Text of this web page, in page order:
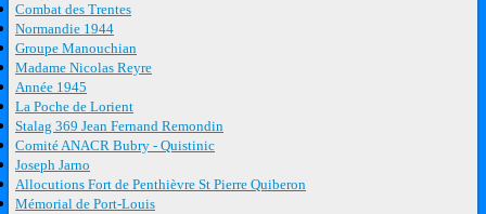
Combat des Trentes
Normandie 1944
Groupe Manouchian
Madame Nicolas Reyre
Année 1945
La Poche de Lorient
Stalag 369 Jean Fernand Remondin
Comité ANACR Bubry - Quistinic
Joseph Jarno
Allocutions Fort de Penthièvre St Pierre Quiberon
Mémorial de Port-Louis